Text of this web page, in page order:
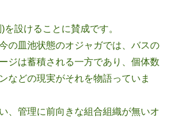
設けることに賛成です。
の皿池状態のオジャガでは、バスの
ジは蓄積される一方であり、個体数
などの現実がそれを物語っていま
、管理に前向きな組合組織が無いオ